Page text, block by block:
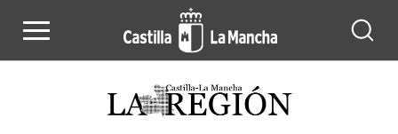
Noticias de la región de Castilla-La